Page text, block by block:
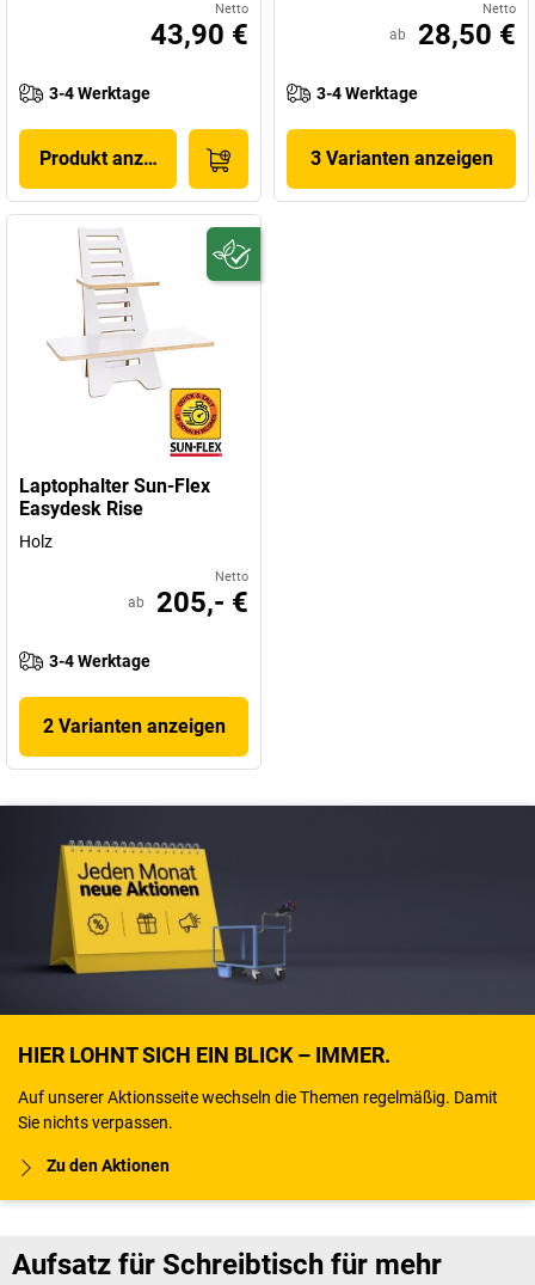
Netto
43,90 €
3-4 Werktage
Produkt anzeigen
Netto
ab 28,50 €
3-4 Werktage
3 Varianten anzeigen
Laptophalter Sun-Flex
Easydesk Rise
Holz
Netto
ab 205,- €
3-4 Werktage
2 Varianten anzeigen
HIER LOHNT SICH EIN BLICK – IMMER.
Auf unserer Aktionsseite wechseln die Themen regelmäßig. Damit
Sie nichts verpassen.
Zu den Aktionen
Aufsatz für Schreibtisch für mehr